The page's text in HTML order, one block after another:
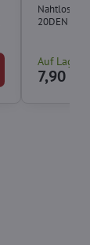
Nahtlose
20DEN
Auf Lager
7,90 €